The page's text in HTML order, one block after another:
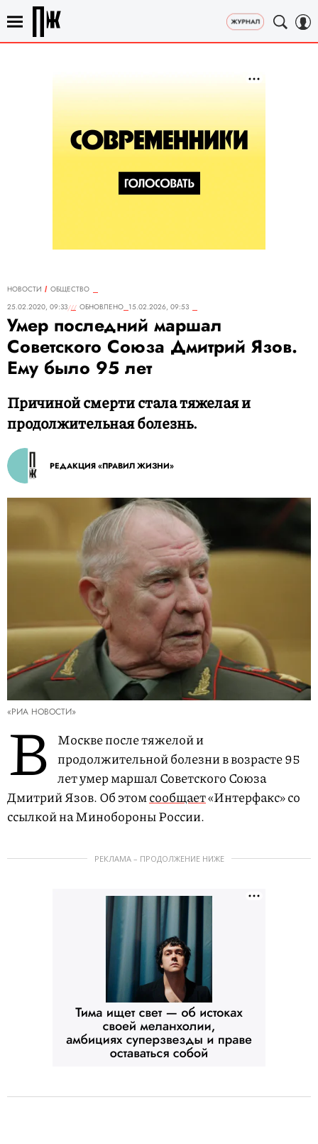
НОВОСТИ
ОБЩЕСТВО
25.02.2020, 09:33
ОБНОВЛЕНО 15.02.2026, 09:53
Умер последний маршал
Советского Союза Дмитрий Язов.
Ему было 95 лет
Причиной смерти стала тяжелая и
продолжительная болезнь.
РЕДАКЦИЯ «ПРАВИЛ ЖИЗНИ»
«РИА НОВОСТИ»
В
Москве после тяжелой и
продолжительной болезни в возрасте 95
лет умер маршал Советского Союза
Дмитрий Язов. Об этомсообщает«Интерфакс» со
ссылкой на Минобороны России.
РЕКЛАМА – ПРОДОЛЖЕНИЕ НИЖЕ